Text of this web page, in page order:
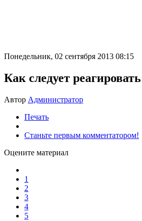
Понедельник, 02 сентября 2013 08:15
Как следует
Автор Администратор
Печать
Станьте первым комментатором!
Оцените материал
1
2
3
4
5